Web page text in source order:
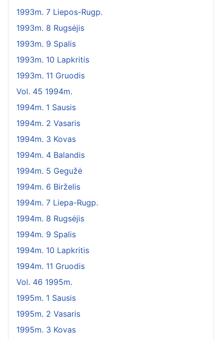
1993m. 7 Liepos-Rugp.
1993m. 8 Rugsėjis
1993m. 9 Spalis
1993m. 10 Lapkritis
1993m. 11 Gruodis
Vol. 45 1994m.
1994m. 1 Sausis
1994m. 2 Vasaris
1994m. 3 Kovas
1994m. 4 Balandis
1994m. 5 Gegužė
1994m. 6 Birželis
1994m. 7 Liepa-Rugp.
1994m. 8 Rugsėjis
1994m. 9 Spalis
1994m. 10 Lapkritis
1994m. 11 Gruodis
Vol. 46 1995m.
1995m. 1 Sausis
1995m. 2 Vasaris
1995m. 3 Kovas